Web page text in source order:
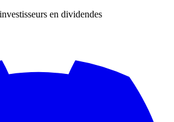
en dividendes